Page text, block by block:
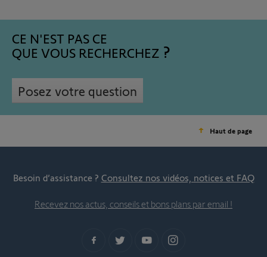
CE N'EST PAS CE
QUE VOUS RECHERCHEZ
Posez votre question
Haut de page
Besoin d’assistance ? Consultez nos vidéos, notices et FAQ
Recevez nos actus, conseils et bons plans par email !